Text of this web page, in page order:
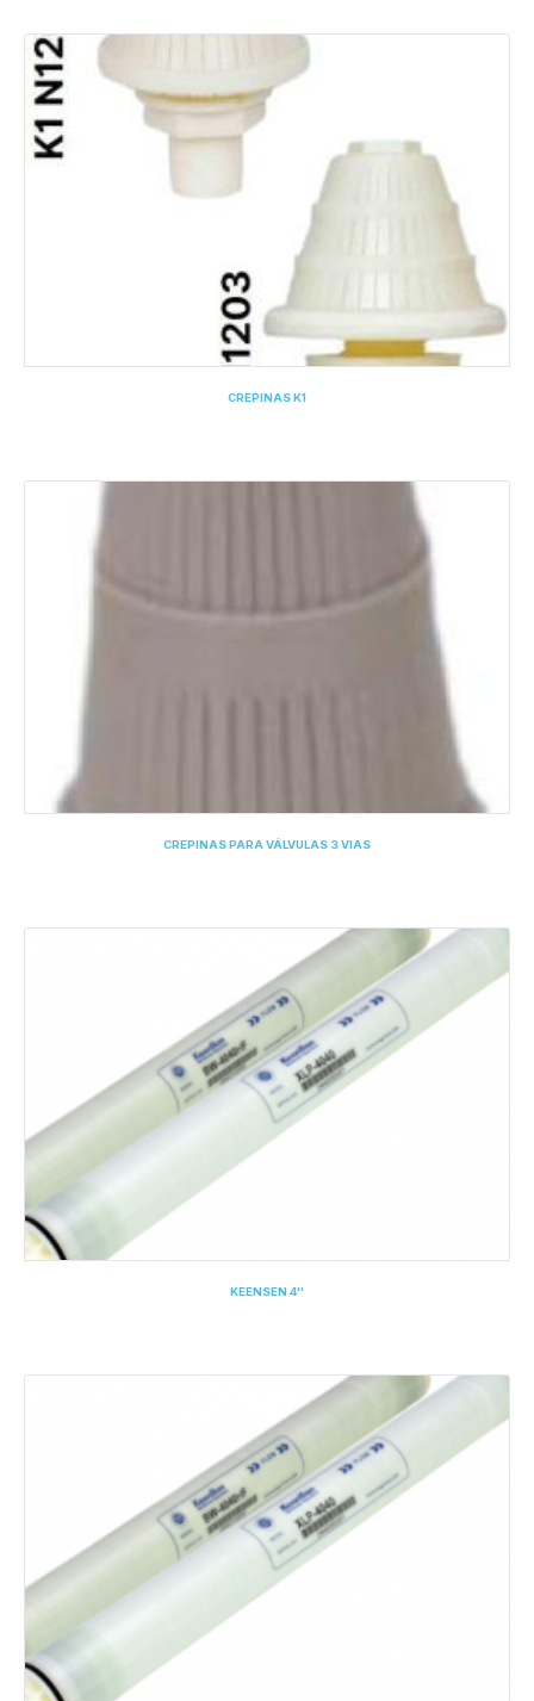
CREPINAS K1
CREPINAS PARA VÁLVULAS 3 VIAS
KEENSEN 4''